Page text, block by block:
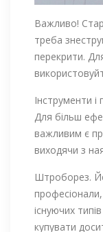
Важливо!
треба
перекрити.
Інструменти
Для більш
важливим є
виходячи з
Штроборез.
існуючих
купувати